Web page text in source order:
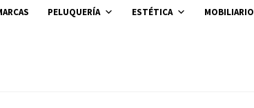
PELUQUERÍA ESTÉTICA MOBILIARIO